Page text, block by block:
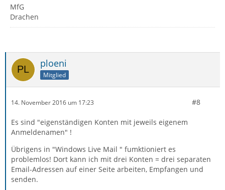
MfG
Drachen
ploeni
Mitglied
14. November 2016 um 17:23 #8
Es sind "eigenständigen Konten mit jeweils eigenem
Anmeldenamen" !
Übrigens in "Windows Live Mail " fumktioniert es
problemlos! Dort kann ich mit drei Konten = drei separaten
Email-Adressen auf einer Seite arbeiten, Empfangen und
senden.